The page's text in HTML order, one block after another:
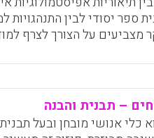
ספר יסודי לבין התנהגויות
מצביעים על הצורך לצרף
ופינטריץ (1997) ממד חמישי –
(הוליסטית) והמצביע על
מראה שחלק מהתלמידים
אפיסטמולוגיות שבאופן
זו. ממצאים אלו באים לידי
לאפיסטמולוגיה אישית.
– תבנית והבנה
כלי אנושי מובחן ובעל תבנית